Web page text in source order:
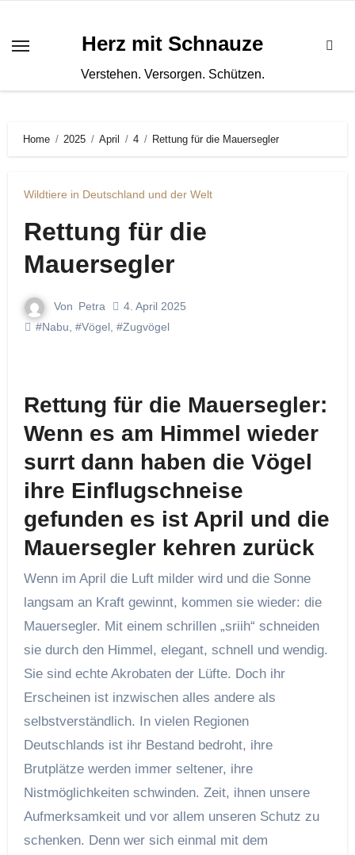
springen
Herz mit Schnauze
Verstehen. Versorgen. Schützen.
Home 2025 April 4 Rettung für die Mauersegler
Wildtiere in Deutschland und der Welt
Rettung für die
Mauersegler
Von Petra
4. April 2025
#Nabu #Vögel, #Zugvögel
Rettung für die Mauersegler:
Wenn es am Himmel wieder
surrt dann haben die Vögel
ihre Einflugschneise
gefunden es ist April und die
Mauersegler kehren zurück
Wenn im April die Luft milder wird und die Sonne
langsam an Kraft gewinnt, kommen sie wieder: die
Mauersegler. Mit einem schrillen „sriih“ schneiden
sie durch den Himmel, elegant, schnell und wendig.
Sie sind echte Akrobaten der Lüfte. Doch ihr
Erscheinen ist inzwischen alles andere als
selbstverständlich. In vielen Regionen
Deutschlands ist ihr Bestand bedroht, ihre
Brutplätze werden immer seltener, ihre
Nistmöglichkeiten schwinden. Zeit, ihnen unsere
Aufmerksamkeit und vor allem unseren Schutz zu
schenken. Denn wer sich einmal mit dem